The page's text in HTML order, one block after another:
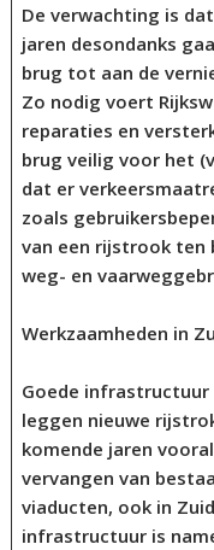
De verwachting is
jaren desondanks
brug tot aan de
Zo nodig voert
reparaties en
brug veilig voor het
dat er
zoals
van een rijstrook ten
weg- en
Werkzaamheden in
Goede
leggen nieuwe
komende jaren
vervangen van
viaducten, ook in
infrastructuur is